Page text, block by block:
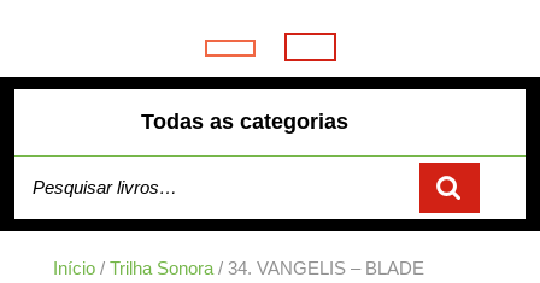
Open
Button
Todas as categorias
Início / Trilha Sonora / 34. VANGELIS – BLADE